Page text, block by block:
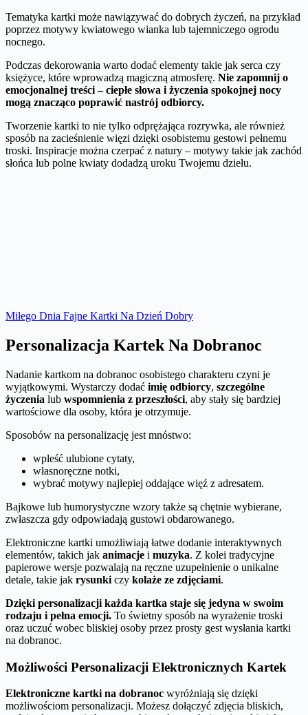
Tematyka kartki może nawiązywać do dobrych życzeń, na przykład
poprzez motywy kwiatowego wianka lub tajemniczego ogrodu
nocnego.
Podczas dekorowania warto dodać elementy takie jak serca czy
księżyce, które wprowadzą magiczną atmosferę. Nie zapomnij o
emocjonalnej treści – ciepłe słowa i życzenia spokojnej nocy
mogą znacząco poprawić nastrój odbiorcy.
Tworzenie kartki to nie tylko odprężająca rozrywka, ale również
sposób na zacieśnienie więzi dzięki osobistemu gestowi pełnemu
troski. Inspiracje można czerpać z natury – motywy takie jak zachód
słońca lub polne kwiaty dodadzą uroku Twojemu dziełu.
Miłego Dnia Fajne Kartki Na Dzień Dobry
Personalizacja Kartek Na Dobranoc
Nadanie kartkom na dobranoc osobistego charakteru czyni je
wyjątkowymi. Wystarczy dodać imię odbiorcy, szczególne
życzenia lub wspomnienia z przeszłości, aby stały się bardziej
wartościowe dla osoby, która je otrzymuje.
Sposobów na personalizację jest mnóstwo:
wpleść ulubione cytaty,
własnoręczne notki,
wybrać motywy najlepiej oddające więź z adresatem.
Bajkowe lub humorystyczne wzory także są chętnie wybierane,
zwłaszcza gdy odpowiadają gustowi obdarowanego.
Elektroniczne kartki umożliwiają łatwe dodanie interaktywnych
elementów, takich jak animacje i muzyka. Z kolei tradycyjne
papierowe wersje pozwalają na ręczne uzupełnienie o unikalne
detale, takie jak rysunki czy kolaże ze zdjęciami.
Dzięki personalizacji każda kartka staje się jedyna w swoim
rodzaju i pełna emocji. To świetny sposób na wyrażenie troski
oraz uczuć wobec bliskiej osoby przez prosty gest wysłania kartki
na dobranoc.
Możliwości Personalizacji Elektronicznych Kartek
Elektroniczne kartki na dobranoc wyróżniają się dzięki
możliwościom personalizacji. Możesz dołączyć zdjęcia bliskich,